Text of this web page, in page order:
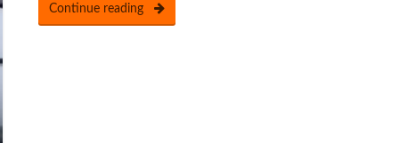
Continue reading